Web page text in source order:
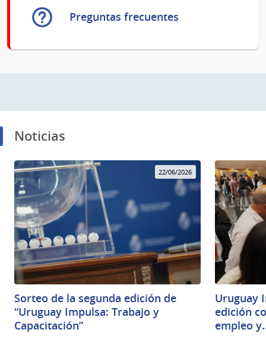
Preguntas frecuentes
Noticias
22/06/2026
Sorteo de la segunda edición de
“Uruguay Impulsa: Trabajo y
Capacitación”
Uruguay
edición
empleo